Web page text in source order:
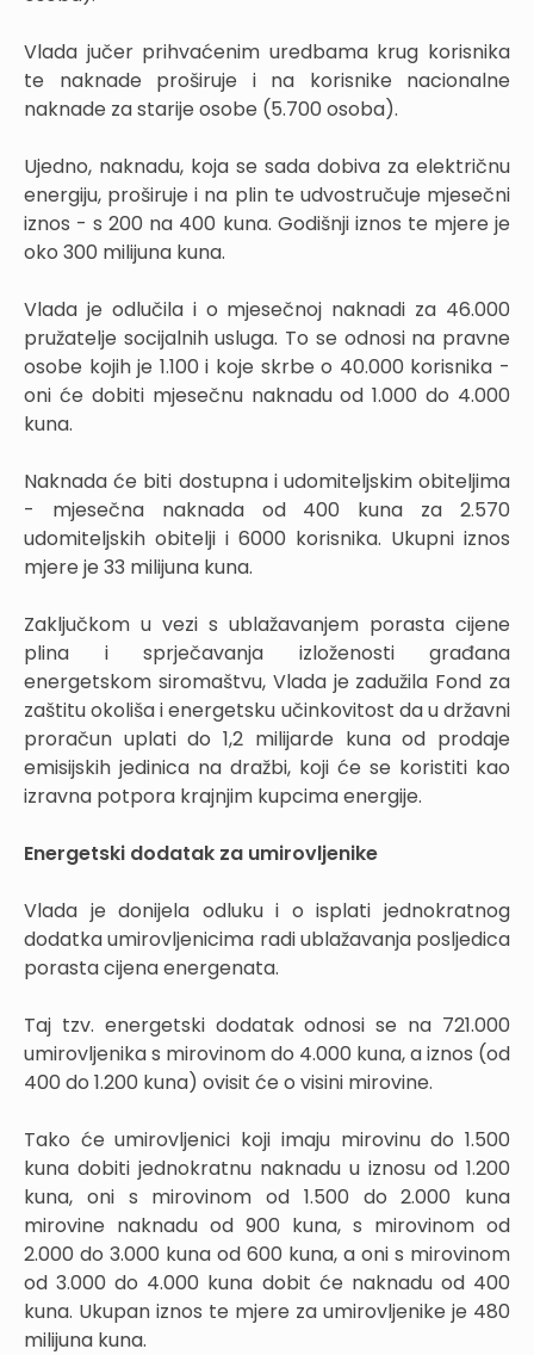
Vlada jučer prihvaćenim uredbama krug korisnika
te naknade proširuje i na korisnike nacionalne
naknade za starije osobe (5.700 osoba).
Ujedno, naknadu, koja se sada dobiva za električnu
energiju, proširuje i na plin te udvostručuje mjesečni
iznos - s 200 na 400 kuna. Godišnji iznos te mjere je
oko 300 milijuna kuna.
Vlada je odlučila i o mjesečnoj naknadi za 46.000
pružatelje socijalnih usluga. To se odnosi na pravne
osobe kojih je 1.100 i koje skrbe o 40.000 korisnika -
oni će dobiti mjesečnu naknadu od 1.000 do 4.000
kuna.
Naknada će biti dostupna i udomiteljskim obiteljima
- mjesečna naknada od 400 kuna za 2.570
udomiteljskih obitelji i 6000 korisnika. Ukupni iznos
mjere je 33 milijuna kuna.
Zaključkom u vezi s ublažavanjem porasta cijene
plina i sprječavanja izloženosti građana
energetskom siromaštvu, Vlada je zadužila Fond za
zaštitu okoliša i energetsku učinkovitost da u državni
proračun uplati do 1,2 milijarde kuna od prodaje
emisijskih jedinica na dražbi, koji će se koristiti kao
izravna potpora krajnjim kupcima energije.
Energetski dodatak za umirovljenike
Vlada je donijela odluku i o isplati jednokratnog
dodatka umirovljenicima radi ublažavanja posljedica
porasta cijena energenata.
Taj tzv. energetski dodatak odnosi se na 721.000
umirovljenika s mirovinom do 4.000 kuna, a iznos (od
400 do 1.200 kuna) ovisit će o visini mirovine.
Tako će umirovljenici koji imaju mirovinu do 1.500
kuna dobiti jednokratnu naknadu u iznosu od 1.200
kuna, oni s mirovinom od 1.500 do 2.000 kuna
mirovine naknadu od 900 kuna, s mirovinom od
2.000 do 3.000 kuna od 600 kuna, a oni s mirovinom
od 3.000 do 4.000 kuna dobit će naknadu od 400
kuna. Ukupan iznos te mjere za umirovljenike je 480
milijuna kuna.